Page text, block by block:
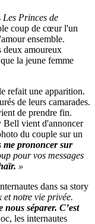
Les Princes de
coup de cœur l'un
ensemble.
deux amoureux
la jeune femme
refait une apparition.
de leurs camarades.
de prendre fin.
Bell vient d'annoncer
du couple sur un
me prononcer sur
pour vos messages
»
dans sa story
et notre vie privée.
nous séparer. C’est
les internautes